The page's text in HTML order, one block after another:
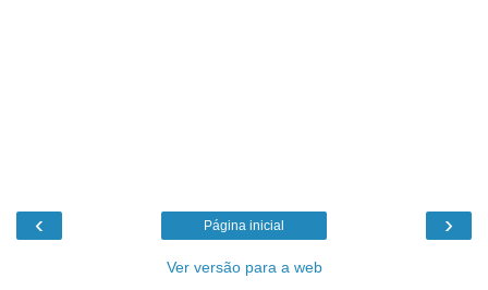
‹ ›
Página inicial
Ver versão para a web